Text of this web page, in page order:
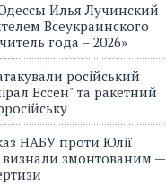
Илья Лучинский
Всеукраинского
года – 2026»
російський
Ессен" та ракетний
НАБУ проти Юлії
змонтованим —